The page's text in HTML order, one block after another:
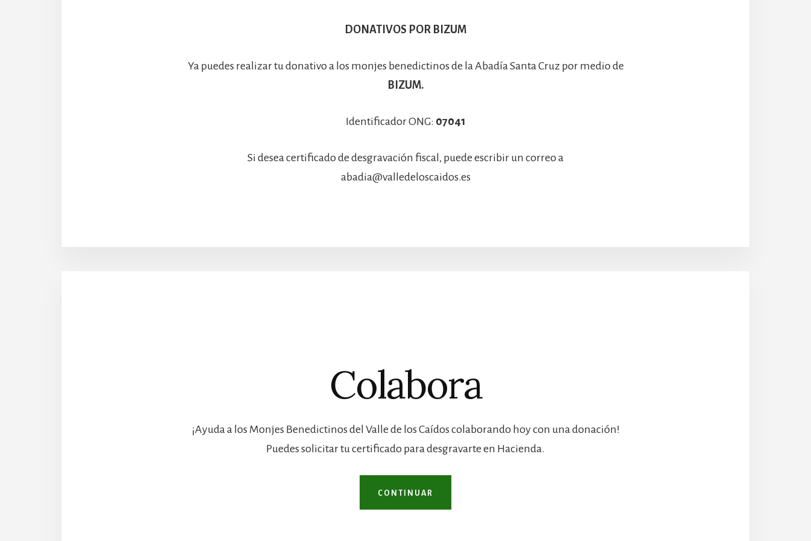
DONATIVOS POR BIZUM
Ya puedes realizar tu donativo a los monjes benedictinos de la Abadía Santa Cruz por medio de
BIZUM.
Identificador ONG: 07041
Si desea certificado de desgravación fiscal, puede escribir un correo a
abadia@valledeloscaidos.es
Colabora
¡Ayuda a los Monjes Benedictinos del Valle de los Caídos colaborando hoy con una donación!
Puedes solicitar tu certificado para desgravarte en Hacienda.
CONTINUAR